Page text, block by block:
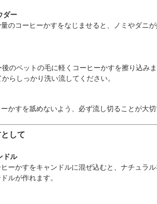
ダー
のコーヒーかすをなじませると、ノミやダニ
後のペットの毛に軽くコーヒーかすを擦り込み
らしっかり洗い流してください。
かすを舐めないよう、必ず流し切ることが大
して
ドル
ーかすをキャンドルに混ぜ込むと、ナチュラ
ルが作れます。